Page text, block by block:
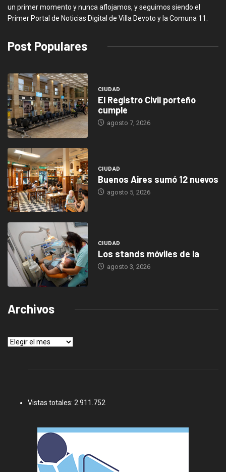
un primer momento y nunca aflojamos, y seguimos siendo el
Primer Portal de Noticias Digital de Villa Devoto y la Comuna 11.
Post Populares
CIUDAD
El Registro Civil porteño
cumple
agosto 7, 2026
CIUDAD
Buenos Aires sumó 12 nuevos
agosto 5, 2026
CIUDAD
Los stands móviles de la
agosto 3, 2026
Archivos
Archivos
Vistas totales: 2.911.752